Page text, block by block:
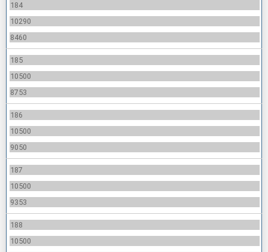
184
10290
8460
185
10500
8753
186
10500
9050
187
10500
9353
188
10500